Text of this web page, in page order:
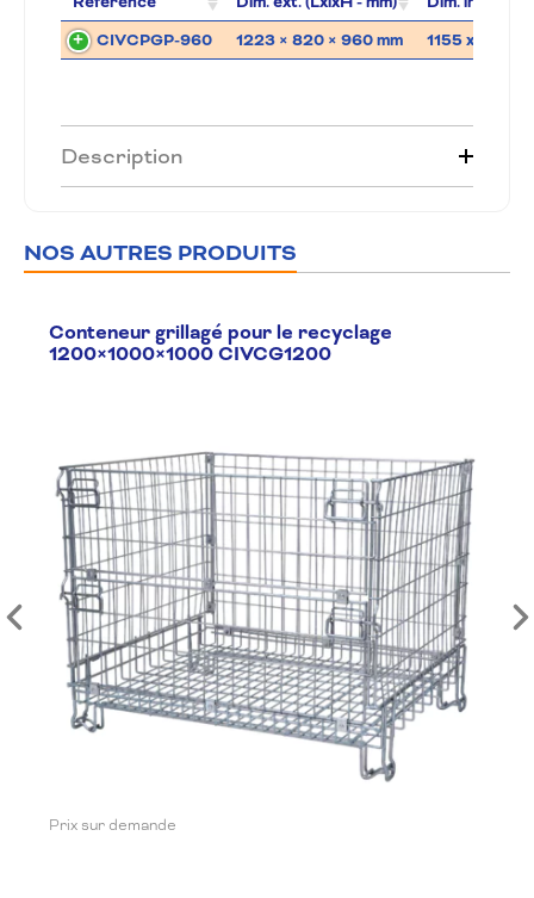
CIVCPGP-960
1223 × 820 × 960 mm 1155 x 755 x
Description
NOS AUTRES PRODUITS
Conteneur grillagé pour le recyclage
1200×1000×1000 CIVCG1200
Prix sur demande